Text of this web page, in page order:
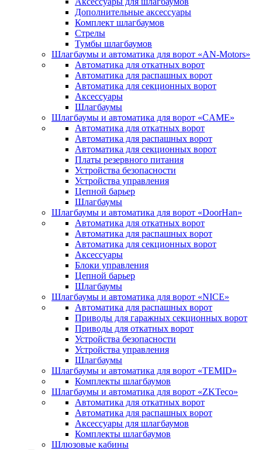
Дополнительные аксессуары
Комплект шлагбаумов
Стрелы
Тумбы шлагбаумов
Шлагбаумы и автоматика для ворот «AN-Motors»
Автоматика для откатных ворот
Автоматика для распашных ворот
Автоматика для секционных ворот
Аксессуары
Шлагбаумы
Шлагбаумы и автоматика для ворот «CAME»
Автоматика для откатных ворот
Автоматика для распашных ворот
Автоматика для секционных ворот
Платы резервного питания
Устройства безопасности
Устройства управления
Цепной барьер
Шлагбаумы
Шлагбаумы и автоматика для ворот «DoorHan»
Автоматика для откатных ворот
Автоматика для распашных ворот
Автоматика для секционных ворот
Аксессуары
Блоки управления
Цепной барьер
Шлагбаумы
Шлагбаумы и автоматика для ворот «NICE»
Автоматика для распашных ворот
Приводы для гаражных секционных ворот
Приводы для откатных ворот
Устройства безопасности
Устройства управления
Шлагбаумы
Шлагбаумы и автоматика для ворот «TEMID»
Комплекты шлагбаумов
Шлагбаумы и автоматика для ворот «ZKTeco»
Автоматика для откатных ворот
Автоматика для распашных ворот
Аксессуары для шлагбаумов
Комплекты шлагбаумов
Шлюзовые кабины